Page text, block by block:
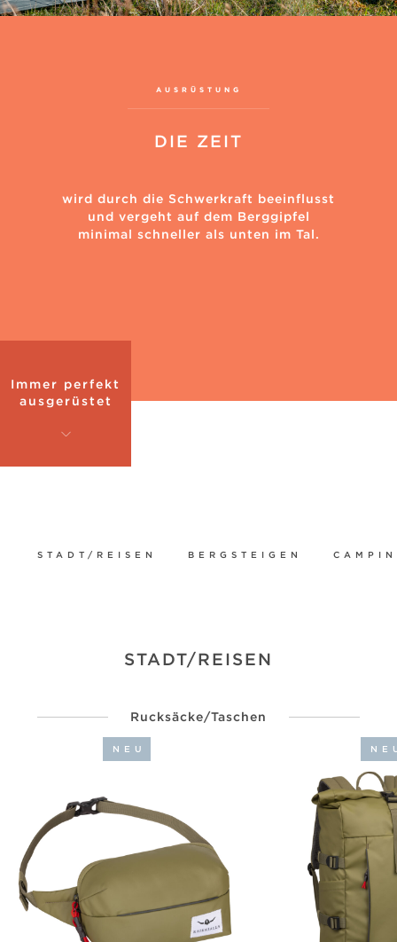
Immer perfekt
ausgerüstet
AUSRÜSTUNG
DIE ZEIT
wird durch die Schwerkraft beeinflusst
und vergeht auf dem Berggipfel
minimal schneller als unten im Tal.
STADT/REISEN BERGSTEIGEN
STADT/REISEN
Rucksäcke/Taschen
NEU